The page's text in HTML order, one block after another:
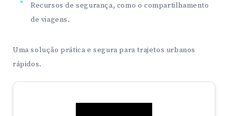
Recursos de segurança, como o compartilhamento
de viagens.
Uma solução prática e segura para trajetos urbanos
rápidos.